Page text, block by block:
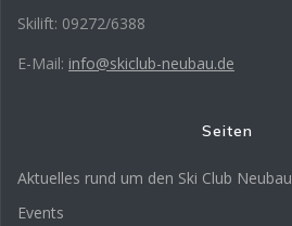
Skilift: 09272/6388
E-Mail: info@skiclub-neubau.de
Seiten
Aktuelles rund um den Ski Club Neubau
Events